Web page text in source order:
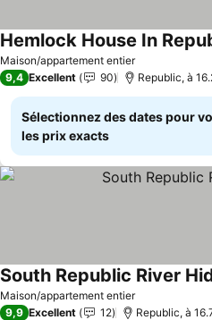
Maison/appartement entier
Consulter les prix
9,4 Excellent 90 Republic, à
Sélectionnez des dates pour
les prix exacts
Maison/appartement entier
South Republic River
9,9 Excellent 12 Republic, à